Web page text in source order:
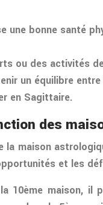
une bonne santé
ou des activités
un équilibre
en Sagittaire.
des
maison
et les
10ème maison,